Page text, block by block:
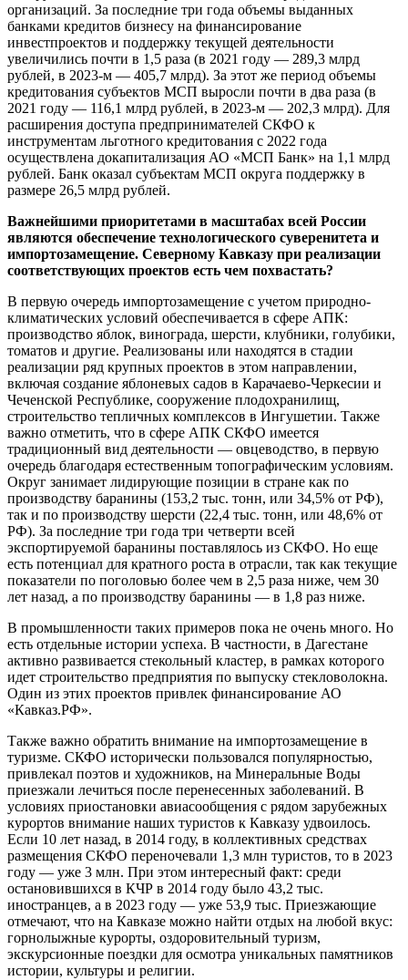
организаций. За последние три года объемы выданных
банками кредитов бизнесу на финансирование
инвестпроектов и поддержку текущей деятельности
увеличились почти в 1,5 раза (в 2021 году — 289,3 млрд
рублей, в 2023-м — 405,7 млрд). За этот же период объемы
кредитования субъектов МСП выросли почти в два раза (в
2021 году — 116,1 млрд рублей, в 2023-м — 202,3 млрд). Для
расширения доступа предпринимателей СКФО к
инструментам льготного кредитования с 2022 года
осуществлена докапитализация АО «МСП Банк» на 1,1 млрд
рублей. Банк оказал субъектам МСП округа поддержку в
размере 26,5 млрд рублей.
Важнейшими приоритетами в масштабах всей России
являются обеспечение технологического суверенитета и
импортозамещение. Северному Кавказу при реализации
соответствующих проектов есть чем похвастать?
В первую очередь импортозамещение с учетом природно-
климатических условий обеспечивается в сфере АПК:
производство яблок, винограда, шерсти, клубники, голубики,
томатов и другие. Реализованы или находятся в стадии
реализации ряд крупных проектов в этом направлении,
включая создание яблоневых садов в Карачаево-Черкесии и
Чеченской Республике, сооружение плодохранилищ,
строительство тепличных комплексов в Ингушетии. Также
важно отметить, что в сфере АПК СКФО имеется
традиционный вид деятельности — овцеводство, в первую
очередь благодаря естественным топографическим условиям.
Округ занимает лидирующие позиции в стране как по
производству баранины (153,2 тыс. тонн, или 34,5% от РФ),
так и по производству шерсти (22,4 тыс. тонн, или 48,6% от
РФ). За последние три года три четверти всей
экспортируемой баранины поставлялось из СКФО. Но еще
есть потенциал для кратного роста в отрасли, так как текущие
показатели по поголовью более чем в 2,5 раза ниже, чем 30
лет назад, а по производству баранины — в 1,8 раз ниже.
В промышленности таких примеров пока не очень много. Но
есть отдельные истории успеха. В частности, в Дагестане
активно развивается стекольный кластер, в рамках которого
идет строительство предприятия по выпуску стекловолокна.
Один из этих проектов привлек финансирование АО
«Кавказ.РФ».
Также важно обратить внимание на импортозамещение в
туризме. СКФО исторически пользовался популярностью,
привлекал поэтов и художников, на Минеральные Воды
приезжали лечиться после перенесенных заболеваний. В
условиях приостановки авиасообщения с рядом зарубежных
курортов внимание наших туристов к Кавказу удвоилось.
Если 10 лет назад, в 2014 году, в коллективных средствах
размещения СКФО переночевали 1,3 млн туристов, то в 2023
году — уже 3 млн. При этом интересный факт: среди
остановившихся в КЧР в 2014 году было 43,2 тыс.
иностранцев, а в 2023 году — уже 53,9 тыс. Приезжающие
отмечают, что на Кавказе можно найти отдых на любой вкус:
горнолыжные курорты, оздоровительный туризм,
экскурсионные поездки для осмотра уникальных памятников
истории, культуры и религии.